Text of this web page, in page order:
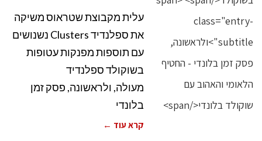
עלית מקבוצת שטראוס משיקה
את ספלנדיד Clusters נשנושים
עם תוספות מפנקות עטופות
בשוקולד ספלנדיד
מעולה, ולראשונה, פסק זמן
בלונדי
קרא עוד ←